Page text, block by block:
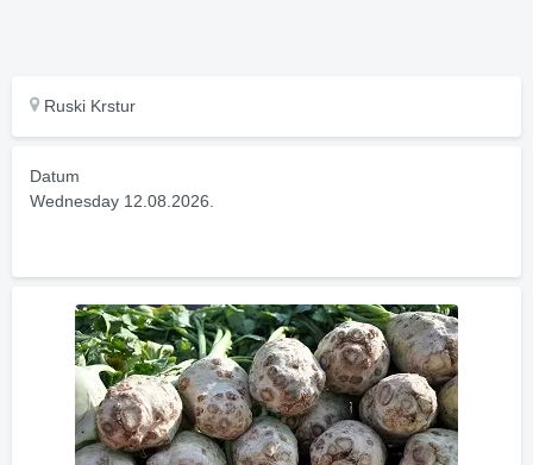
Ruski Krstur
Datum
Wednesday 12.08.2026.